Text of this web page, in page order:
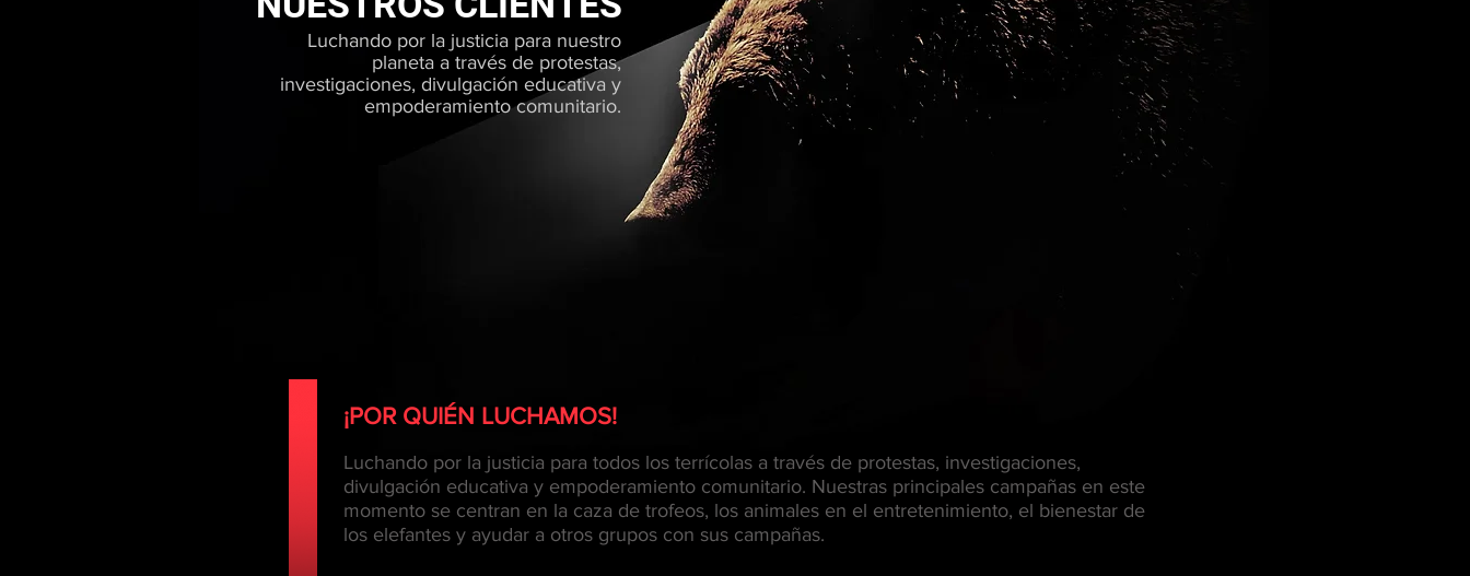
Luchando por la justicia para nuestro
planeta a través de protestas,
investigaciones, divulgación educativa y
empoderamiento comunitario.
¡POR QUIÉN LUCHAMOS!
Luchando por la justicia para todos los terrícolas a través de protestas, investigaciones,
divulgación educativa y empoderamiento comunitario. Nuestras principales campañas en este
momento se centran en la caza de trofeos, los animales en el entretenimiento, el bienestar de
los elefantes y ayudar a otros grupos con sus campañas.